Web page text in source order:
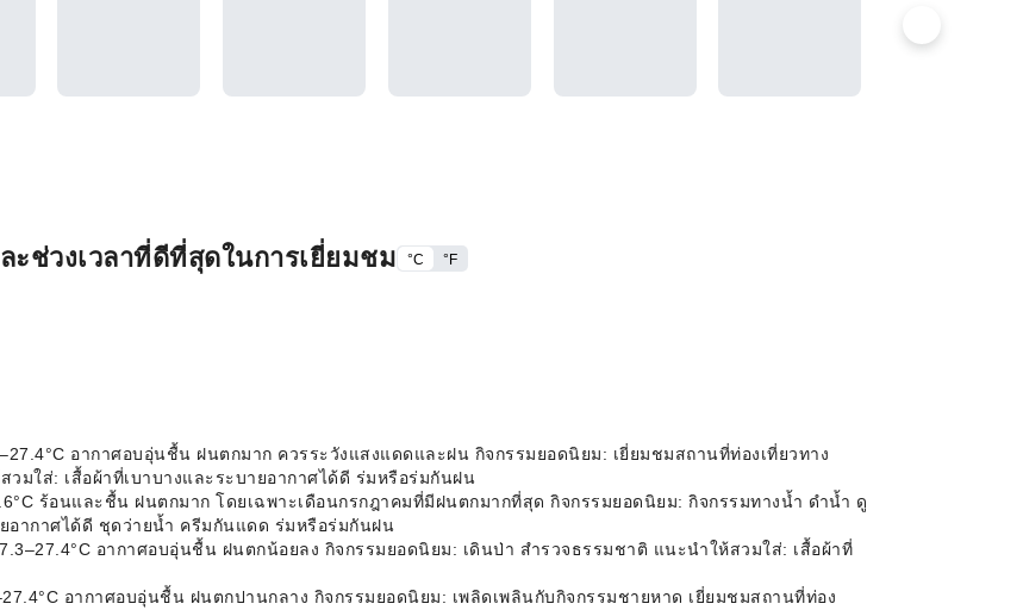
ะช่วงเวลาที่ดีที่สุดในการเยี่ยมชม °C °F
อากาศอบอุ่นชื้น ฝนตกมาก ควรระวังแสงแดดและฝน กิจกรรมยอดนิยม: เยี่ยมชมสถานที่ท่องเที่ยวทาง
มใส่: เสื้อผ้าที่เบาบางและระบายอากาศได้ดี ร่มหรือร่มกันฝน
ร้อนและชื้น ฝนตกมาก โดยเฉพาะเดือนกรกฎาคมที่มีฝนตกมากที่สุด กิจกรรมยอดนิยม: กิจกรรมทางน้ำ ดำน้ำ ดู
อากาศได้ดี ชุดว่ายน้ำ ครีมกันแดด ร่มหรือร่มกันฝน
อากาศอบอุ่นชื้น ฝนตกน้อยลง กิจกรรมยอดนิยม: เดินป่า สำรวจธรรมชาติ แนะนำให้สวมใส่: เสื้อผ้าที่
อากาศอบอุ่นชื้น ฝนตกปานกลาง กิจกรรมยอดนิยม: เพลิดเพลินกับกิจกรรมชายหาด เยี่ยมชมสถานที่ท่อง